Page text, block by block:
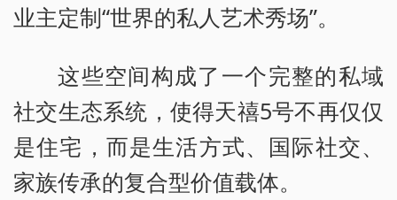
业主定制“世界的私人艺术秀场”。
这些空间构成了一个完整的私域
社交生态系统，使得天禧5号不再仅仅
是住宅，而是生活方式、国际社交、
家族传承的复合型价值载体。